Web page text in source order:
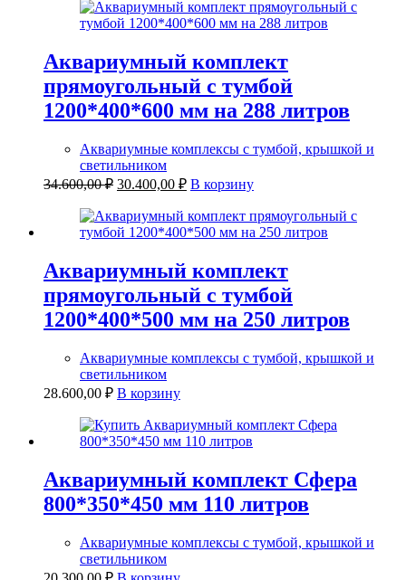
Аквариумный комплект
прямоугольный с тумбой
1200*400*600 мм на 288 литров
Аквариумные комплексы с тумбой, крышкой и
светильником
34.600,00₽ Первоначальная
составляла
34.600,00 ₽.
30.400,00 ₽Текущая
цена:
30.400,00 ₽.
В корзину
Аквариумный комплект
прямоугольный с тумбой
1200*400*500 мм на 250 литров
Аквариумные комплексы с тумбой, крышкой и
светильником
28.600,00 ₽ В корзину
Аквариумный комплект Сфера
800*350*450 мм 110 литров
Аквариумные комплексы с тумбой, крышкой и
светильником